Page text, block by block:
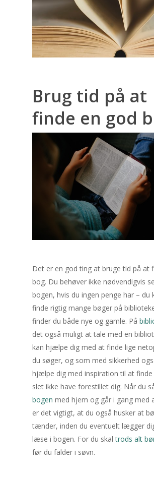
Brug tid på at
finde en god
Det er en god ting at bruge tid på at
bog. Du behøver ikke nødvendigvis
bogen, hvis du ingen penge har – du
finde rigtig mange bøger på
finder du både nye og gamle. På
det også muligt at tale med en
kan hjælpe dig med at finde lige
du søger, og som med sikkerhed
hjælpe dig med inspiration til at finde
slet ikke have forestillet dig. Når du
bogen med hjem og går i gang med
er det vigtigt, at du også husker at
tænder, inden du eventuelt lægger
læse i bogen. For du skaltrods alt
før du falder i søvn.
M
10
17